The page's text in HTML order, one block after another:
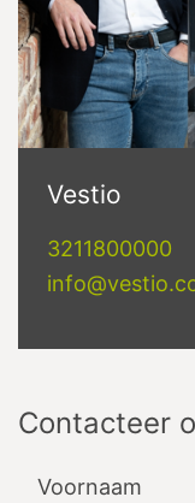
Vestio
3211800000
Contacteer
Voornaam